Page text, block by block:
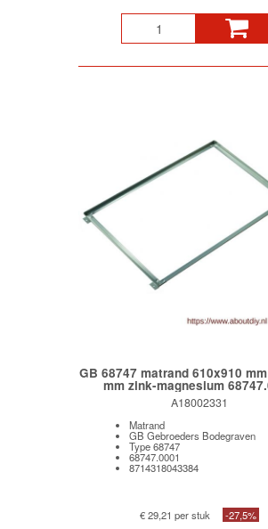
GB 68747 matrand 610x910
mm zink-magnesium
A18002331
Matrand
GB Gebroeders Bodegraven
Type 68747
68747.0001
8714318043384
€ 29,21 per stuk -27,5%